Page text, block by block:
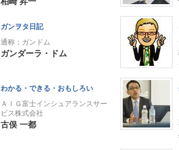
ガンヲタ日記
通称：ガンドム
ガンダーラ・ドム
わかる・できる・おもしろい
ＡＩＧ富士インシュアランスサー
ビス株式会社
古俣 一都